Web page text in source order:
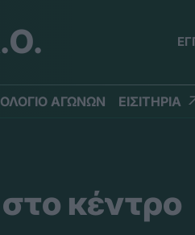
ΑΓΩΝΩΝ ΕΙΣΙΤΗΡΙΑ
κέντρο